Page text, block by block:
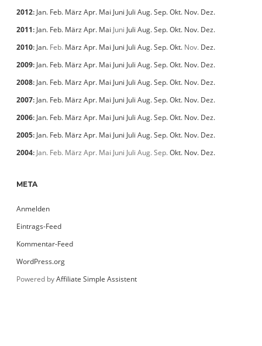
2012: Jan. Feb. März Apr. Mai Juni Juli Aug.Sep.Okt. Nov. Dez.
2011: Jan. Feb. März Apr. Mai Juni Juli Aug.Sep.Okt. Nov. Dez.
2010: Jan. Feb. März Apr. Mai Juni Juli Aug.Sep.Okt. Nov. Dez.
2009: Jan. Feb. März Apr. Mai Juni Juli Aug.Sep.Okt. Nov. Dez.
2008: Jan. Feb. März Apr. Mai Juni Juli Aug.Sep.Okt. Nov. Dez.
2007: Jan. Feb. März Apr. Mai Juni Juli Aug.Sep.Okt. Nov. Dez.
2006: Jan. Feb. März Apr. Mai Juni Juli Aug.Sep.Okt. Nov. Dez.
2005: Jan. Feb. März Apr. Mai Juni Juli Aug.Sep.Okt. Nov. Dez.
2004: Jan. Feb. März Apr. Mai Juni Juli Aug.Sep.Okt. Nov. Dez.
META
Anmelden
Eintrags-Feed
Kommentar-Feed
WordPress.org
Powered byAffiliate Simple Assistent